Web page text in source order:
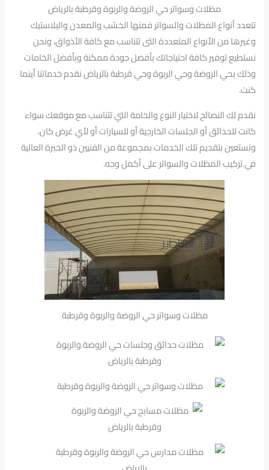
مظلات وسواتر حي الروضة والربوة وقرطبة بالرياض
تتعدد أنواع المظلات والسواتر فمنها الخشب والمعدن والبلاستيك
وغيرها من الأنواع المتعددة التى تتناسب مع كافة الأذواق، ونحن
نستطيع توفير كافة احتياجاتك بأفضل جودة ممكنة وبأفضل الخامات
وذلك بحي الروضة وحي الربوة وحي قرطبة بالرياض نقدم خدماتنا أينما
كنت.
نقدم لك النصائح لاختيار النوع والخامة التي تتناسب مع موقعك سواء
كانت للحدائق أو الجلسات الخارجية أو للسيارات أو لأي غرض كان،
ونستعين بتقديم تلك الخدمات بمجموعة من الفنيين ذو الخبرة العالية
في تركيب المظلات والسواتر على أكمل وجه.
مظلات وسواتر حي الروضة والربوة وقرطبة